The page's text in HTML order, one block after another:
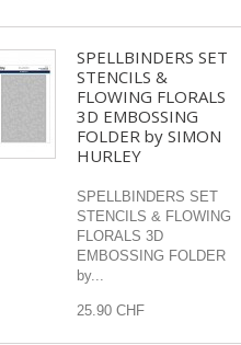
SPELLBINDERS SET
STENCILS &
FLOWING FLORALS
3D EMBOSSING
FOLDER by SIMON
HURLEY
SPELLBINDERS SET
STENCILS & FLOWING
FLORALS 3D
EMBOSSING FOLDER
by...
25.90 CHF